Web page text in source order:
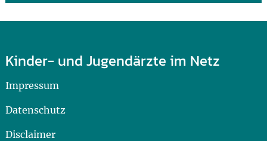
Kinder- und Jugendärzte im Netz
Impressum
Datenschutz
Disclaimer